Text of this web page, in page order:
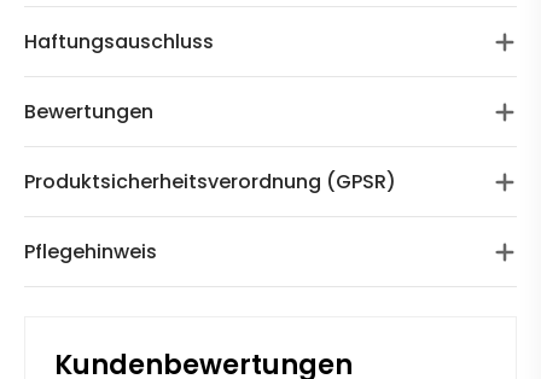
Haftungsauschluss
Bewertungen
Produktsicherheitsverordnung (GPSR)
Pflegehinweis
Kundenbewertungen